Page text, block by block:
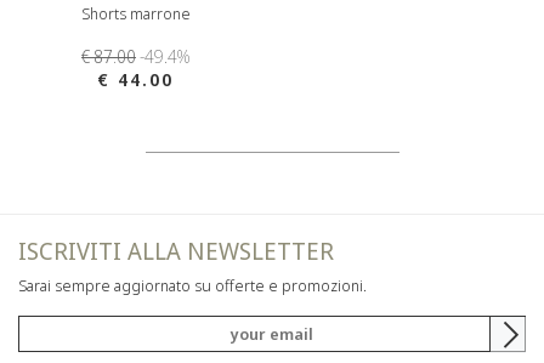
Shorts marrone
€ 87.00-49.4%
€ 44.00
ISCRIVITI ALLA NEWSLETTER
Sarai sempre aggiornato su offerte e promozioni.